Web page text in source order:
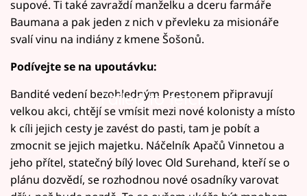
supové. Ti také zavraždí manželku a dceru farmáře
Baumana a pak jeden z nich v převleku za misionáře
svalí vinu na indiány z kmene Šošonů.
Podívejte se na upoutávku:
Failed to fetch
Bandité vedení bezohledným Prestonem připravují
velkou akci, chtějí se vmísit mezi nové kolonisty a místo
k cíli jejich cesty je zavést do pasti, tam je pobít a
zmocnit se jejich majetku. Náčelník Apačů Vinnetou a
jeho přítel, statečný bílý lovec Old Surehand, kteří se o
plánu dozvědí, se rozhodnou nové osadníky varovat